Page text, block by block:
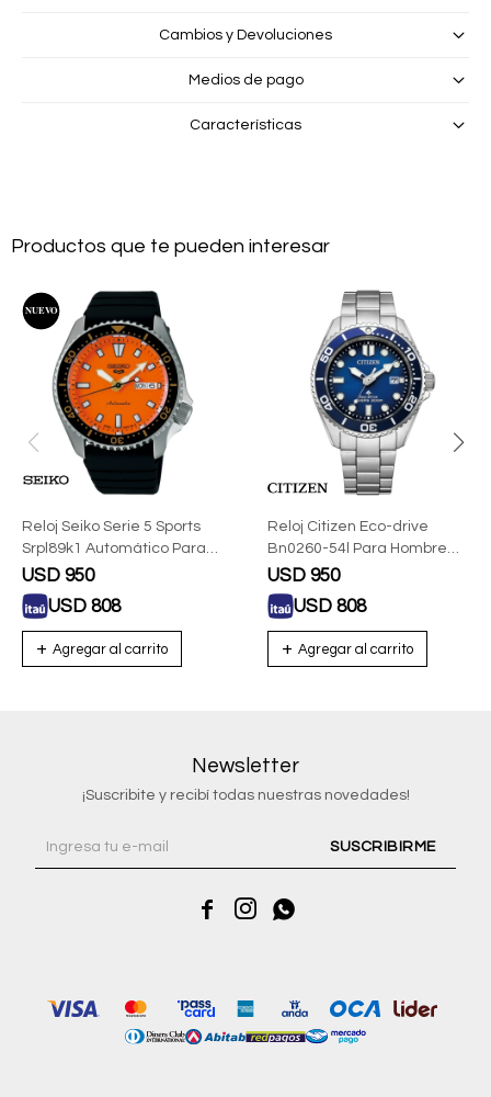
Cambios y Devoluciones
Medios de pago
Características
Productos que te pueden interesar
Reloj Seiko Serie 5 Sports
Srpl89k1 Automático Para
Hombre
USD 950
USD 808
Reloj Citizen Eco-drive
Bn0260-54l Para Hombre
Con Correa De Acero
USD 950
USD 808
Newsletter
¡Suscribite y recibí todas nuestras novedades!
SUSCRIBIRME
  